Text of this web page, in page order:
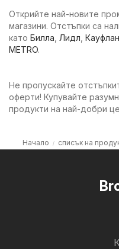
Открийте най-новите
магазини. Отстъпки са
като Билла Лидл
METRO.
Не пропускайте
оферти! Купувайте
продукти на най-добри
Начало списък на